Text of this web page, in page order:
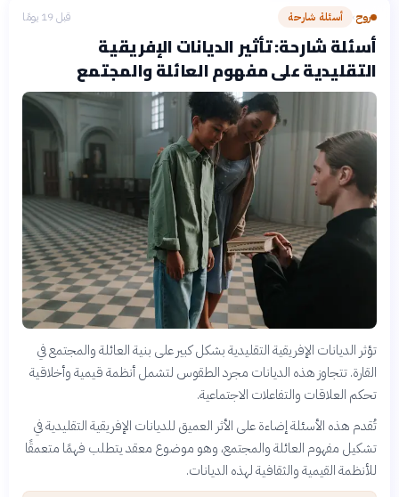
روح› أسئلة شارحة قبل 19 يومًا
أسئلة شارحة: تأثير الديانات الإفريقية
التقليدية على مفهوم العائلة والمجتمع
تؤثر الديانات الإفريقية التقليدية بشكل كبير على بنية العائلة والمجتمع في
القارة. تتجاوز هذه الديانات مجرد الطقوس لتشمل أنظمة قيمية وأخلاقية
تحكم العلاقات والتفاعلات الاجتماعية.
تُقدم هذه الأسئلة إضاءة على الأثر العميق للديانات الإفريقية التقليدية في
تشكيل مفهوم العائلة والمجتمع، وهو موضوع معقد يتطلب فهمًا متعمقًا
للأنظمة القيمية والثقافية لهذه الديانات.